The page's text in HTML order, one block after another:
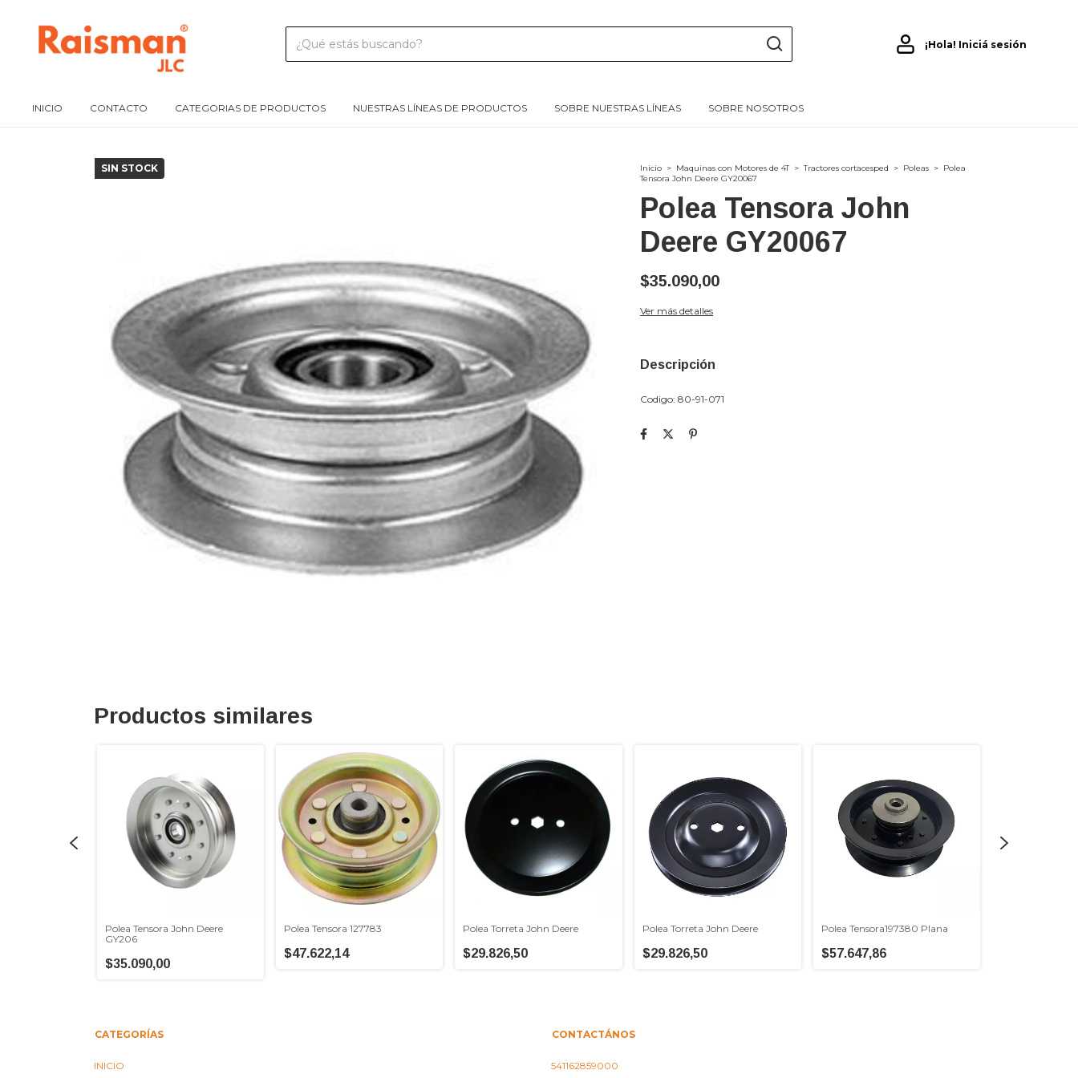
¡Hola! Iniciá sesión
INICIO CONTACTO CATEGORIAS DE PRODUCTOS NUESTRAS LÍNEAS DE PRODUCTOS SOBRE NUESTRAS LÍNEAS SOBRE NOSOTROS
SIN STOCK Inicio > Maquinas con Motores de 4T > Tractores cortacesped > Poleas > Polea
Tensora John Deere GY20067
Polea Tensora John
Deere GY20067
$35.090,00
Ver más detalles
Descripción
Codigo: 80-91-071
Productos similares
Polea Tensora John Deere
GY206
$35.090,00
Polea Tensora 127783
$47.622,14
Polea Torreta John Deere
$29.826,50
Polea Torreta John Deere
$29.826,50
Polea Tensora197380 Plana
$57.647,86
CATEGORÍAS
INICIO
CONTACTÁNOS
541162859000